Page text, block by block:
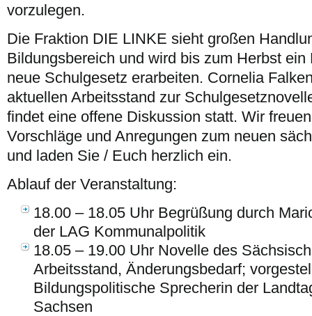
vorzulegen.
Die Fraktion DIE LINKE sieht großen
Bildungsbereich und wird bis zum Herbst
neue Schulgesetz erarbeiten. Cornelia
aktuellen Arbeitsstand zur
findet eine offene Diskussion statt. Wir
Vorschläge und Anregungen zum neuen
und laden Sie / Euch herzlich ein.
Ablauf der Veranstaltung:
18.00 – 18.05 Uhr Begrüßung durch
der LAG Kommunalpolitik
18.05 – 19.00 Uhr Novelle des
Arbeitsstand, Änderungsbedarf;
Bildungspolitische Sprecherin der
Sachsen